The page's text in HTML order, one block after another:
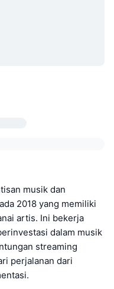
musik dan
2018 yang memiliki
artis. Ini bekerja
dalam musik
streaming
perjalanan dari